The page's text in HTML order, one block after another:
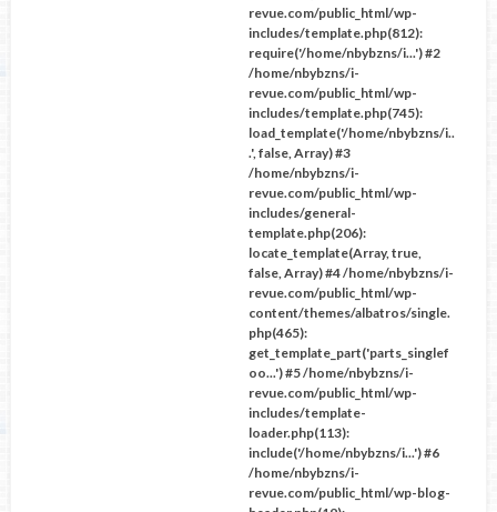
revue.com/public_html/wp-
includes/template.php(812):
require('/home/nbybzns/i...') #2
/home/nbybzns/i-
revue.com/public_html/wp-
includes/template.php(745):
load_template('/home/nbybzns/i..
.', false, Array) #3
/home/nbybzns/i-
revue.com/public_html/wp-
includes/general-
template.php(206):
locate_template(Array, true,
false, Array) #4 /home/nbybzns/i-
revue.com/public_html/wp-
content/themes/albatros/single.
php(465):
get_template_part('parts_singlef
oo...') #5 /home/nbybzns/i-
revue.com/public_html/wp-
includes/template-
loader.php(113):
include('/home/nbybzns/i...') #6
/home/nbybzns/i-
revue.com/public_html/wp-blog-